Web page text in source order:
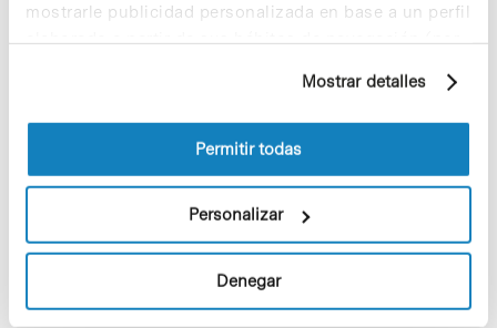
mostrarle publicidad personalizada en base a un perfil
elaborado a partir de sus hábitos de navegación (por
información sobre las cookies puede consultar
la Política de cookies del sitio web.
Mostrar detalles
Permitir todas
Personalizar
Denegar